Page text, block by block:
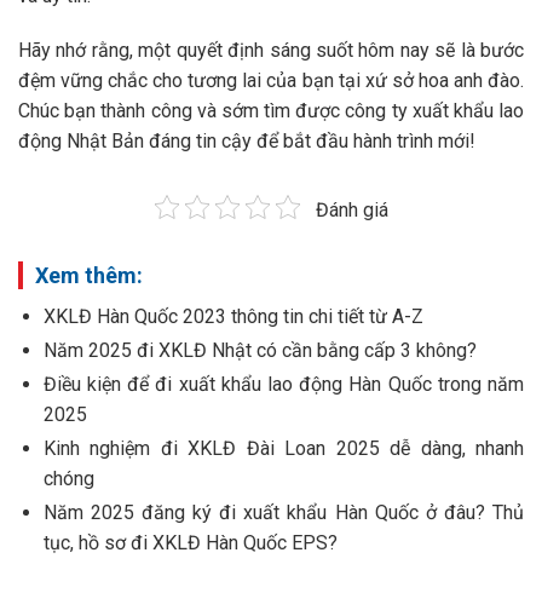
Hãy nhớ rằng, một quyết định sáng suốt hôm nay sẽ là bước
đệm vững chắc cho tương lai của bạn tại xứ sở hoa anh đào.
Chúc bạn thành công và sớm tìm được công ty xuất khẩu lao
động Nhật Bản đáng tin cậy để bắt đầu hành trình mới!
Đánh giá
Xem thêm:
XKLĐ Hàn Quốc 2023 thông tin chi tiết từ A-Z
Năm 2025 đi XKLĐ Nhật có cần bằng cấp 3 không?
Điều kiện để đi xuất khẩu lao động Hàn Quốc trong năm
2025
Kinh nghiệm đi XKLĐ Đài Loan 2025 dễ dàng, nhanh
chóng
Năm 2025 đăng ký đi xuất khẩu Hàn Quốc ở đâu? Thủ
tục, hồ sơ đi XKLĐ Hàn Quốc EPS?